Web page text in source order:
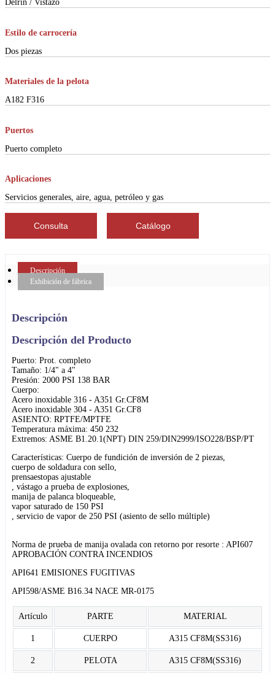
Delrin / Vistazo
Estilo de carrocería
Dos piezas
Materiales de la pelota
A182 F316
Puertos
Puerto completo
Aplicaciones
Servicios generales, aire, agua, petróleo y gas
Consulta Catálogo
Descripción
Exhibición de fábrica
Descripción
Descripción del Producto
Puerto: Prot. completo
Tamaño: 1/4" a 4"
Presión: 2000 PSI 138 BAR
Cuerpo:
Acero inoxidable 316 - A351 Gr.CF8M
Acero inoxidable 304 - A351 Gr.CF8
ASIENTO: RPTFE/MPTFE
Temperatura máxima: 450 232
Extremos: ASME B1.20.1(NPT) DIN 259/DIN2999/ISO228/BSP/PT
Características: Cuerpo de fundición de inversión de 2 piezas,
cuerpo de soldadura con sello,
prensaestopas ajustable
, vástago a prueba de explosiones,
manija de palanca bloqueable,
vapor saturado de 150 PSI
, servicio de vapor de 250 PSI (asiento de sello múltiple)
Norma de prueba de manija ovalada con retorno por resorte : API607
APROBACIÓN CONTRA INCENDIOS
API641 EMISIONES FUGITIVAS
API598/ASME B16.34 NACE MR-0175
Artículo PARTE MATERIAL
1 CUERPO A315 CF8M(SS316)
2 PELOTA A315 CF8M(SS316)